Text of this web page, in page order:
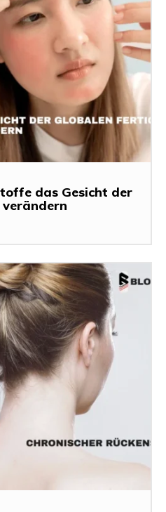
das Gesicht der